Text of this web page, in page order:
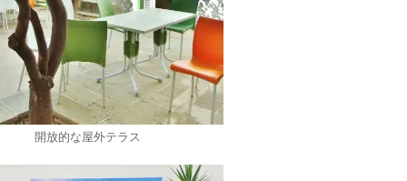
開放的な屋外テラス